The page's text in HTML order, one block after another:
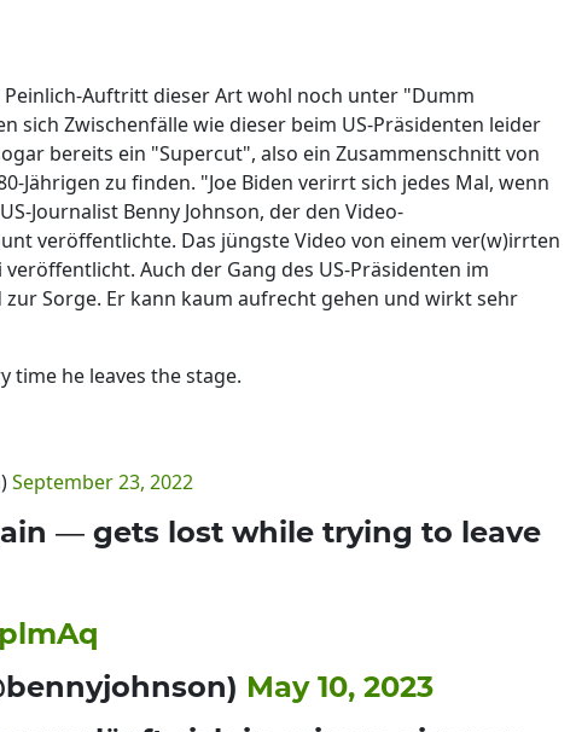
Auftritt dieser Art wohl noch unter "Dumm
sich Zwischenfälle wie dieser beim US-Präsidenten leider
bereits ein "Supercut", also ein Zusammenschnitt von
Jährigen zu finden. "Joe Biden verirrt sich jedes Mal, wenn
Journalist Benny Johnson, der den Video-
veröffentlichte. Das jüngste Video von einem ver(w)irrten
veröffentlicht. Auch der Gang des US-Präsidenten im
Sorge. Er kann kaum aufrecht gehen und wirkt sehr
time he leaves the stage.
September 23, 2022
— gets lost while trying to leave
May 10, 2023